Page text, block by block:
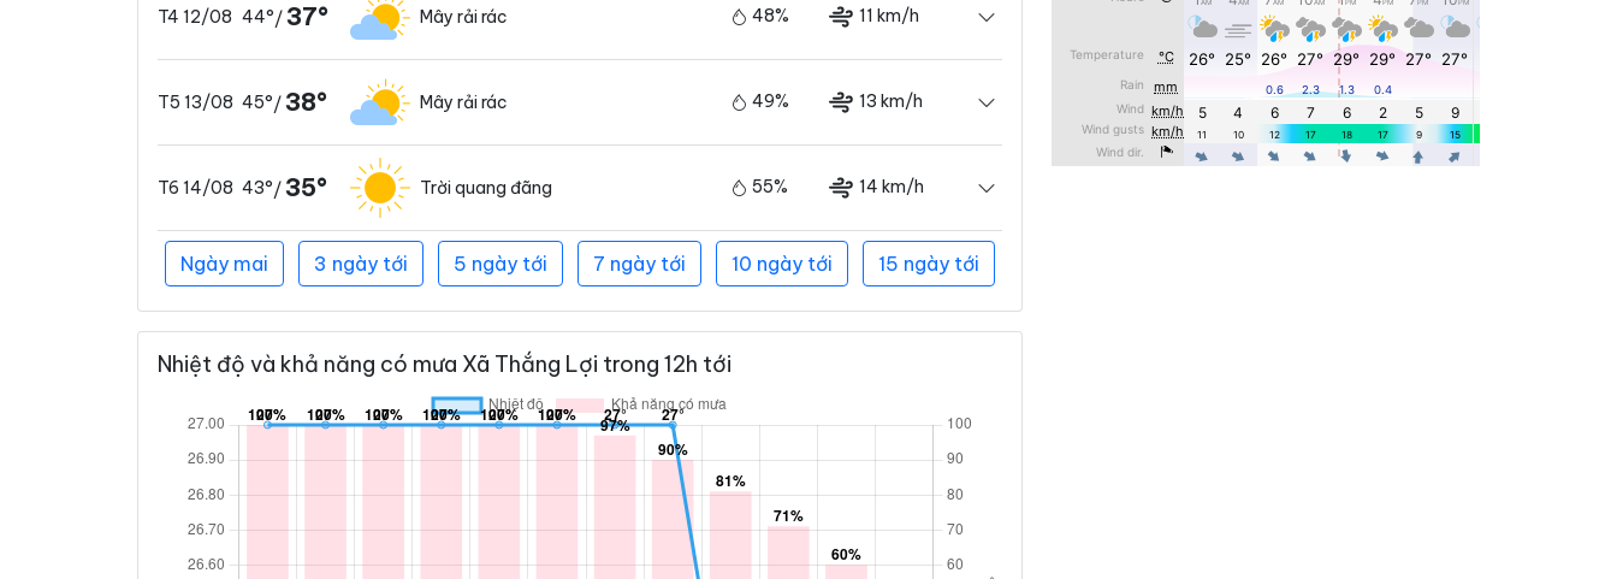
T4 12/08 44°/37° Mây rải rác 48% 11 km/h
T5 13/08 45°/38° Mây rải rác 49% 13 km/h
T6 14/08 43°/35° Trời quang đãng 55% 14 km/h
Ngày mai 3 ngày tới 5 ngày tới 7 ngày tới 10 ngày tới 15 ngày tới
Nhiệt độ và khả năng có mưa Xã Thắng Lợi trong 12h tới